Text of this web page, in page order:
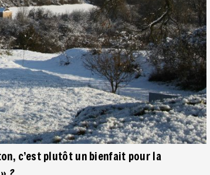
c’est plutôt un bienfait pour la